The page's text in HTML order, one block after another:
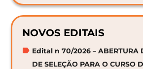
NOVOS EDITAIS
Edital n 70/2026 – ABERTURA
DE SELEÇÃO PARA O CURSO